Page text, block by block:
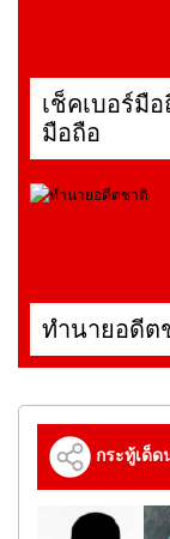
เช็คเบอร์มื
มือถือ
ทำนายอดีต
กระทู้เด็